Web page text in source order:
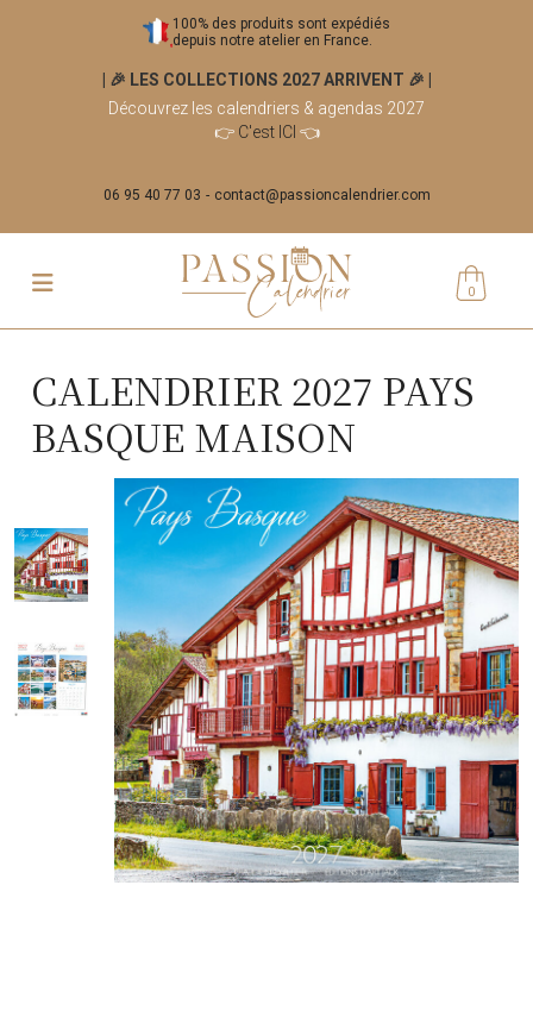
100% des produits sont expédiés
depuis notre atelier en France.
| 🎉 LES COLLECTIONS 2027 ARRIVENT 🎉
Découvrez les calendriers & agendas 2027
👉 C'est ICI 👈
06 95 40 77 03 contact@passioncalendrier.com
0
CALENDRIER 2027 PAYS
BASQUE MAISON